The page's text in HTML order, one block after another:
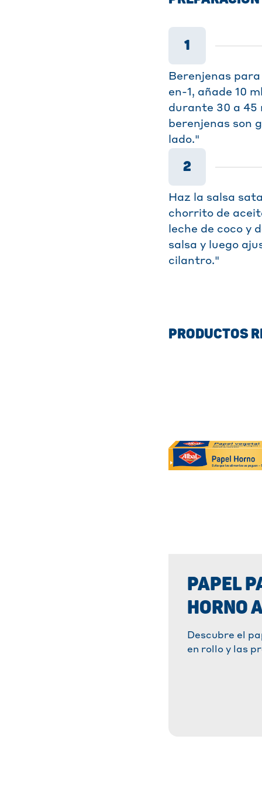
1
Berenjenas
en-1, añade 10
durante 30 a 45
berenjenas son
lado."
2
Haz la salsa
chorrito de
leche de coco y
salsa y luego
cilantro."
PRODUCTOS
PAPEL
HORNO
Descubre el
en rollo y las